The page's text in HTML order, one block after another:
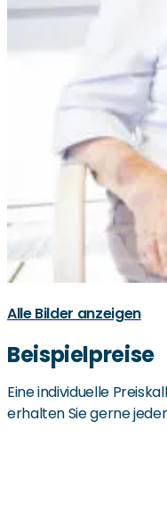
Alle Bilder anzeigen
Beispielpreise
Eine individuelle
erhalten Sie gerne